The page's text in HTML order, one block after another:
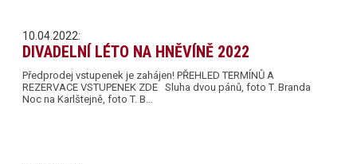
10.04.2022:
DIVADELNÍ LÉTO NA HNĚVÍNĚ 2022
Předprodej vstupenek je zahájen! PŘEHLED TERMÍNŮ A
REZERVACE VSTUPENEK ZDE Sluha dvou pánů, foto T. Branda
Noc na Karlštejně, foto T. B…